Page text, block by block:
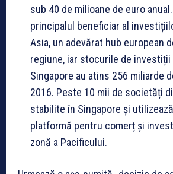
sub 40 de milioane de euro
principalul beneficiar al
Asia, un adevărat hub european
regiune, iar stocurile de investiții
Singapore au atins 256 miliarde
2016. Peste 10 mii de societăți
stabilite în Singapore și
platformă pentru comerț și
zonă a Pacificului.